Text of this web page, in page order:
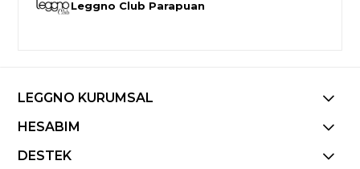
Leggno Club Parapuan
LEGGNO KURUMSAL
HESABIM
DESTEK